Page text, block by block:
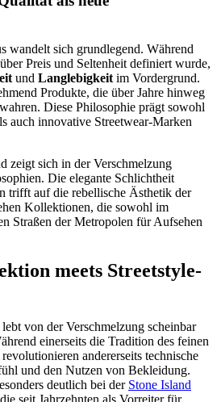
wandelt sich grundlegend. Während
Preis und Seltenheit definiert wurde,
und Langlebigkeitim Vordergrund.
Produkte, die über Jahre hinweg
Diese Philosophie prägt sowohl
auch innovative Streetwear-Marken
zeigt sich in der Verschmelzung
Die elegante Schlichtheit
trifft auf die rebellische Ästhetik der
Kollektionen, die sowohl im
Straßen der Metropolen für Aufsehen
meets Streetstyle-
von der Verschmelzung scheinbar
einerseits die Tradition des feinen
andererseits technische
und den Nutzen von Bekleidung.
deutlich bei der Stone Island